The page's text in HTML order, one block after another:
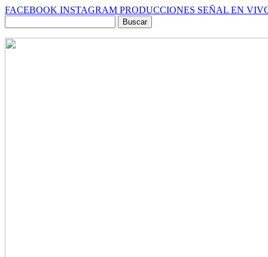
FACEBOOK INSTAGRAM PRODUCCIONES SEÑAL EN
por: